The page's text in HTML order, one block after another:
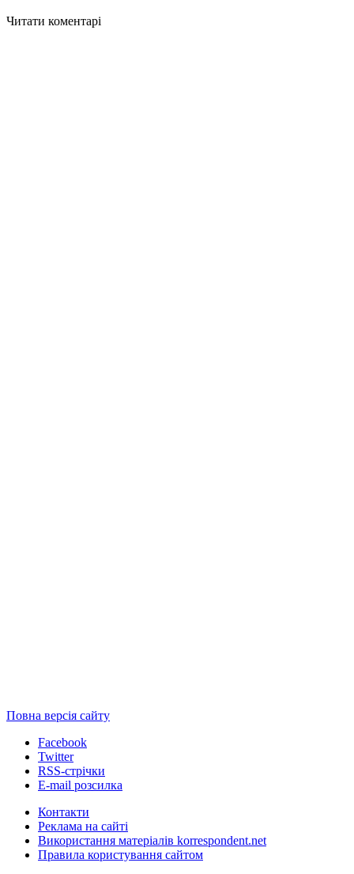
Читати коментарі
Повна версія сайту
Facebook
Twitter
RSS-стрічки
E-mail розсилка
Контакти
Реклама на сайті
Використання матеріалів korrespondent.net
Правила користування сайтом